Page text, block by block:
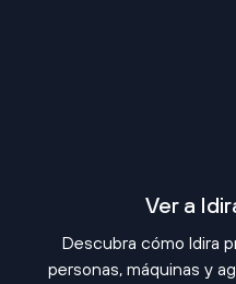
Ver a
Descubra cómo Idira
personas, máquinas y